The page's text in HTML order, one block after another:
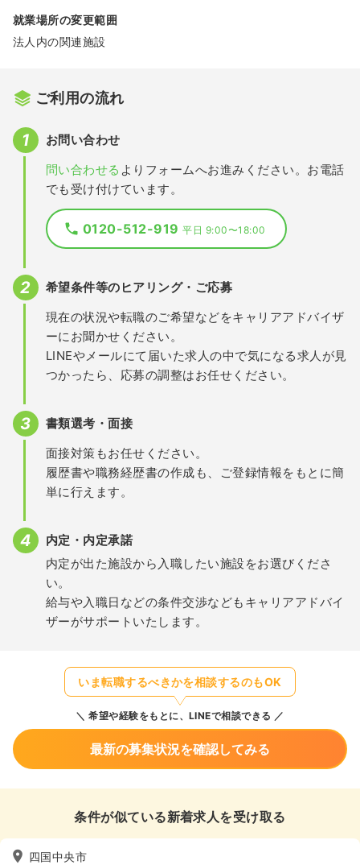
就業場所の変更範囲
法人内の関連施設
ご利用の流れ
お問い合わせ
問い合わせる よりフォームへお進みください。お電話
でも受け付けています。
0120-512-919平日 9:00〜18:00
希望条件等のヒアリング・ご応募
現在の状況や転職のご希望などをキャリアアドバイザ
ーにお聞かせください。
LINEやメールにて届いた求人の中で気になる求人が見
つかったら、応募の調整はお任せください。
書類選考・面接
面接対策もお任せください。
履歴書や職務経歴書の作成も、ご登録情報をもとに簡
単に行えます。
内定・内定承諾
内定が出た施設から入職したい施設をお選びくださ
い。
給与や入職日などの条件交渉などもキャリアアドバイ
ザーがサポートいたします。
いま転職するべきかを相談するのもOK
希望や経験をもとに、LINEで相談できる
最新の募集状況を確認してみる
条件が似ている新着求人を受け取る
四国中央市